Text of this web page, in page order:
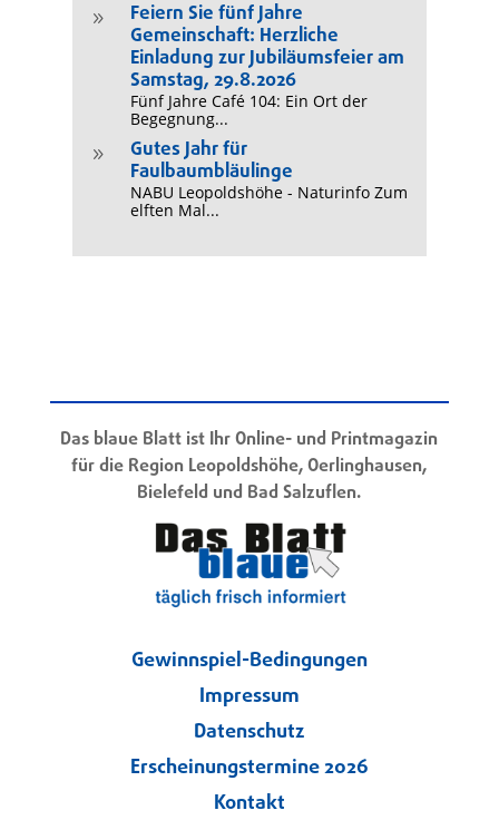
9
Feiern Sie fünf Jahre
Gemeinschaft: Herzliche
Einladung zur Jubiläumsfeier am
Samstag, 29.8.2026
Fünf Jahre Café 104: Ein Ort der
Begegnung...
9
Gutes Jahr für
Faulbaumbläulinge
NABU Leopoldshöhe - Naturinfo Zum
elften Mal...
Das blaue Blatt ist Ihr Online- und Printmagazin
für die Region Leopoldshöhe, Oerlinghausen,
Bielefeld und Bad Salzuflen.
Gewinnspiel-Bedingungen
Impressum
Datenschutz
Erscheinungstermine 2026
Kontakt